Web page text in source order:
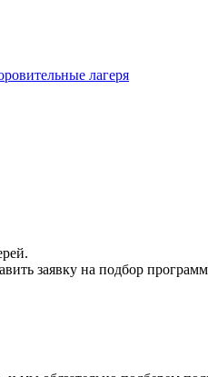
лагеря
заявку на подбор